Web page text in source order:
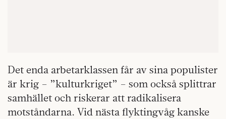
Det enda arbetarklassen får av sina populister
är krig – ”kulturkriget” – som också splittrar
samhället och riskerar att radikalisera
motståndarna. Vid nästa flyktingvåg kanske